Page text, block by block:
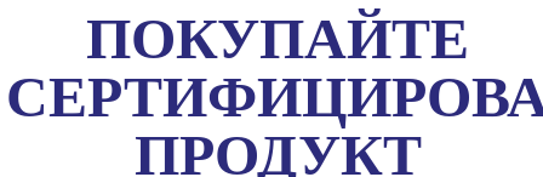
ПОКУПАЙТЕ
ПРОДУКТ